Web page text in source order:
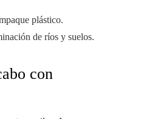
plástico.
de ríos y suelos.
con